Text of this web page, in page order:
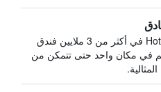
يبحث HotelsCombined في أكثر من 3 ملايين فندق
في مكان واحد حتى تتمكن من